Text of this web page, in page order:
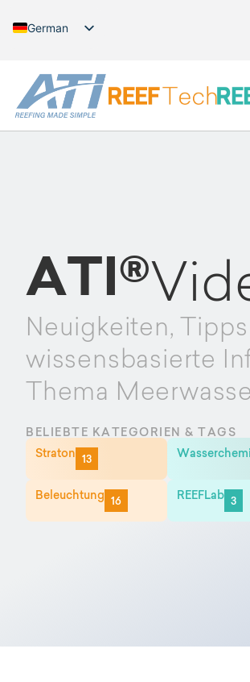
German
ATI®
Neuigkeiten,
wissensbasierte
Thema
BELIEBTE KATEGORIEN & TAGS
Straton 13
Beleuchtung 16 REEFLab 3